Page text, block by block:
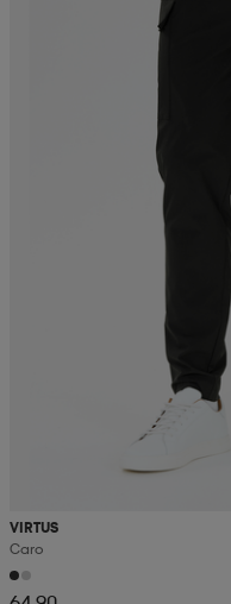
VIRTUS
Caro